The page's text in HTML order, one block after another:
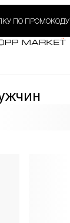
ПО ПРОМОКОДУ